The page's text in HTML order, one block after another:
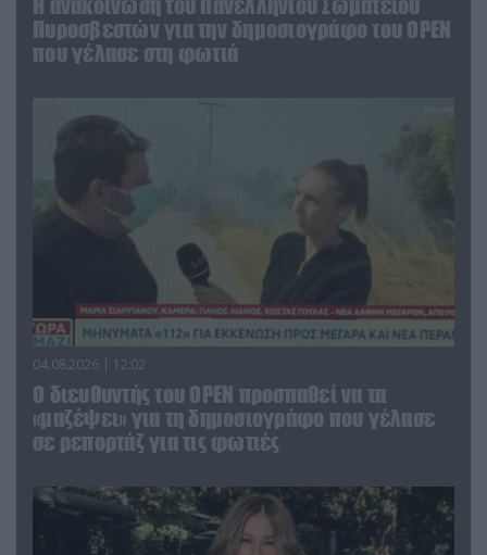
Η ανακοίνωση του Πανελλήνιου Σωματείου
Πυροσβεστών για την δημοσιογράφο του OPEN
που γέλασε στη φωτιά
04.08.2026 | 12:02
O διευθυντής του OPEN προσπαθεί να τα
«μαζέψει» για τη δημοσιογράφο που γέλασε
σε ρεπορτάζ για τις φωτιές